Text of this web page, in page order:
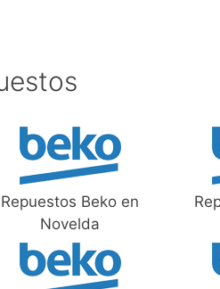
Repuestos Beko en
Novelda